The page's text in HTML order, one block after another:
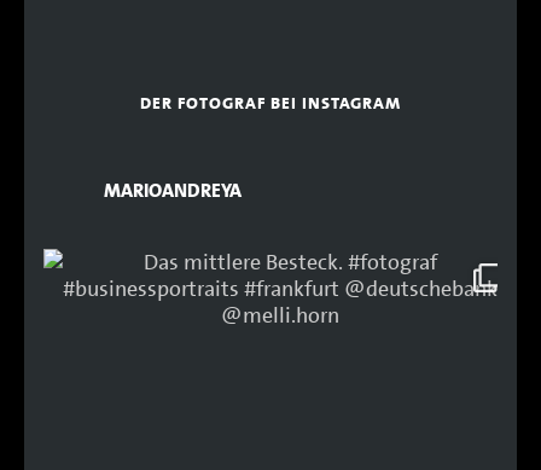
DER FOTOGRAF BEI INSTAGRAM
MARIOANDREYA